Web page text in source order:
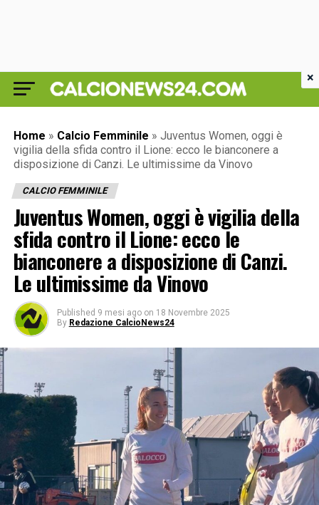
Home » Calcio Femminile » Juventus Women, oggi è
vigilia della sfida contro il Lione: ecco le bianconere a
disposizione di Canzi. Le ultimissime da Vinovo
CALCIO FEMMINILE
Juventus Women, oggi è vigilia della
sfida contro il Lione: ecco le
bianconere a disposizione di Canzi.
Le ultimissime da Vinovo
Published 9 mesi ago on 18 Novembre 2025
By Redazione CalcioNews24
×